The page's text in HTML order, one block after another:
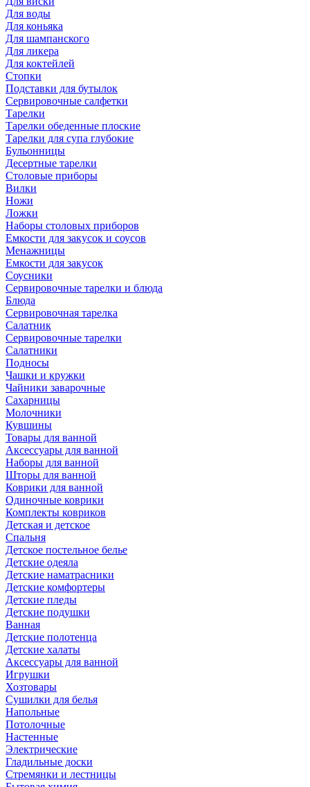
Для воды
Для коньяка
Для шампанского
Для ликера
Для коктейлей
Стопки
Подставки для бутылок
Сервировочные салфетки
Тарелки
Тарелки обеденные плоские
Тарелки для супа глубокие
Бульонницы
Десертные тарелки
Столовые приборы
Вилки
Ножи
Ложки
Наборы столовых приборов
Емкости для закусок и соусов
Менажницы
Емкости для закусок
Соусники
Сервировочные тарелки и блюда
Блюда
Сервировочная тарелка
Салатник
Сервировочные тарелки
Салатники
Подносы
Чашки и кружки
Чайники заварочные
Сахарницы
Молочники
Кувшины
Товары для ванной
Аксессуары для ванной
Наборы для ванной
Шторы для ванной
Коврики для ванной
Одиночные коврики
Комплекты ковриков
Детская и детское
Спальня
Детское постельное белье
Детские одеяла
Детские наматрасники
Детские комфортеры
Детские пледы
Детские подушки
Ванная
Детские полотенца
Детские халаты
Аксессуары для ванной
Игрушки
Хозтовары
Сушилки для белья
Напольные
Потолочные
Настенные
Электрические
Гладильные доски
Стремянки и лестницы